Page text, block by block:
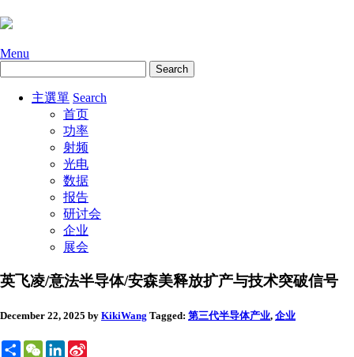
Menu
主選單 Search
首页
功率
射频
光电
数据
报告
研讨会
企业
展会
英飞凌/意法半导体/安森美释放扩产与技术突破信号
December 22, 2025 by KikiWang Tagged: 第三代半导体产业, 企业
ShareWeChatLinkedIn